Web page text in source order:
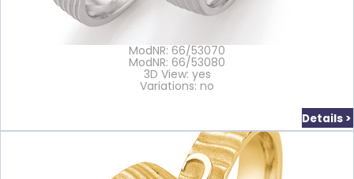
ModNR: 66/53070
ModNR: 66/53080
3D View: yes
Variations: no
Details >